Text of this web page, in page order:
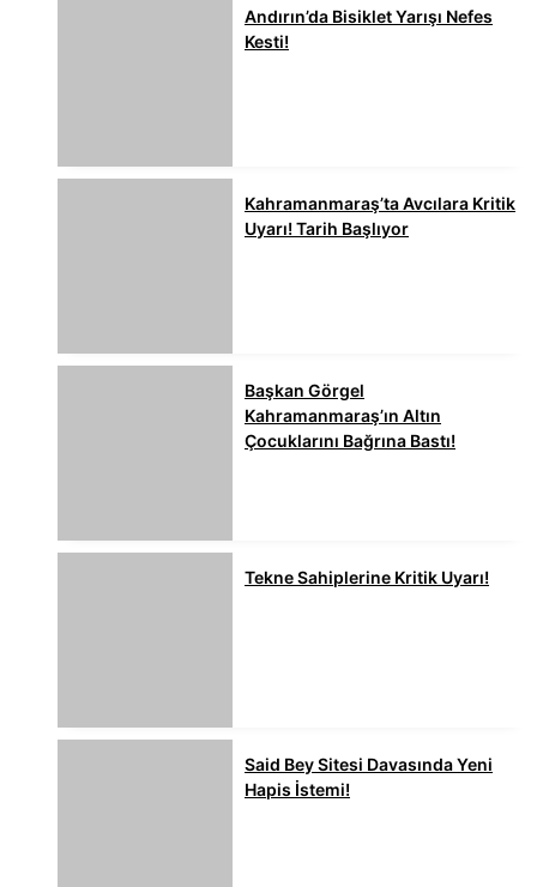
Andırın’da Bisiklet Yarışı Nefes
Kesti!
Kahramanmaraş’ta Avcılara Kritik
Uyarı! Tarih Başlıyor
Başkan Görgel
Kahramanmaraş’ın Altın
Çocuklarını Bağrına Bastı!
Tekne Sahiplerine Kritik Uyarı!
Said Bey Sitesi Davasında Yeni
Hapis İstemi!